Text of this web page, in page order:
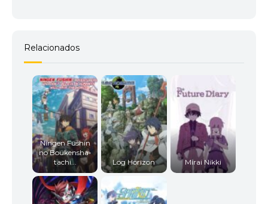
Relacionados
Ningen Fushin
no Boukensha-
tachi...
Log Horizon Mirai Nikki